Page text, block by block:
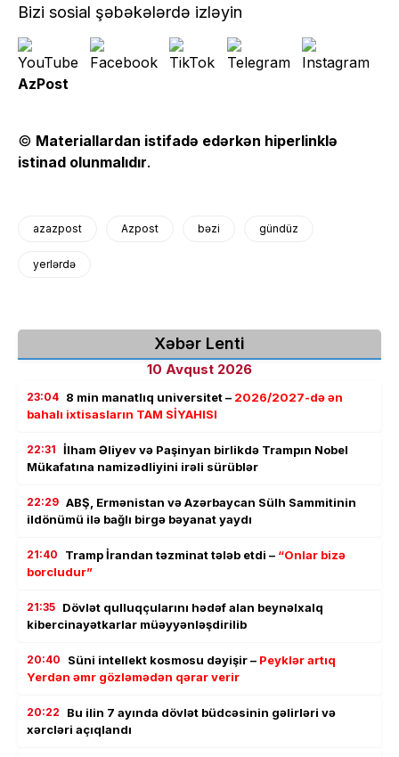
Bizi sosial şəbəkələrdə izləyin
AzPost
© Materiallardan istifadə edərkən hiperlinklə
istinad olunmalıdır.
azazpost Azpost bəzi gündüz
yerlərdə
Xəbər Lenti
10 Avqust 2026
23:04 8 min manatlıq universitet – 2026/2027-də ən
bahalı ixtisasların TAM SİYAHISI
22:31 İlham Əliyev və Paşinyan birlikdə Trampın Nobel
Mükafatına namizədliyini irəli sürüblər
22:29 ABŞ, Ermənistan və Azərbaycan Sülh Sammitinin
ildönümü ilə bağlı birgə bəyanat yaydı
21:40 Tramp İrandan təzminat tələb etdi – “Onlar bizə
borcludur”
21:35 Dövlət qulluqçularını hədəf alan beynəlxalq
kibercinayətkarlar müəyyənləşdirilib
20:40 Süni intellekt kosmosu dəyişir – Peyklər artıq
Yerdən əmr gözləmədən qərar verir
20:22
Bu ilin 7 ayında dövlət büdcəsinin gəlirləri və
xərcləri açıqlandı